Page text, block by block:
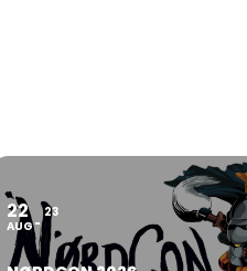
hobbies!
22
AUG
23